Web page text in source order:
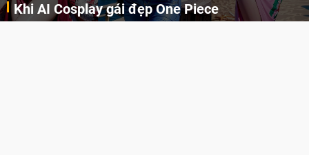
Khi AI Cosplay gái đẹp One Piece